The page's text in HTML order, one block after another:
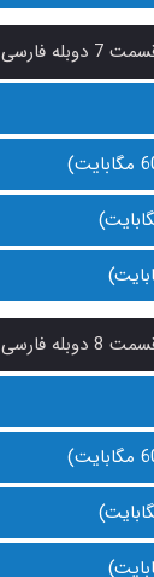
7 دوبله فارسی
8 دوبله فارسی